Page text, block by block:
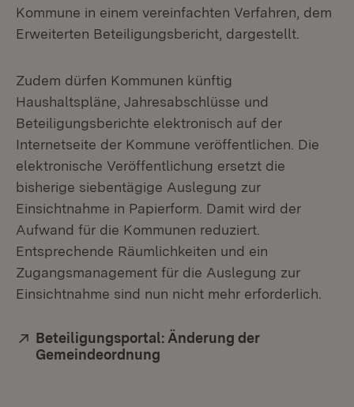
Kommune in einem vereinfachten Verfahren, dem
Erweiterten Beteiligungsbericht, dargestellt.
Zudem dürfen Kommunen künftig
Haushaltspläne, Jahresabschlüsse und
Beteiligungsberichte elektronisch auf der
Internetseite der Kommune veröffentlichen. Die
elektronische Veröffentlichung ersetzt die
bisherige siebentägige Auslegung zur
Einsichtnahme in Papierform. Damit wird der
Aufwand für die Kommunen reduziert.
Entsprechende Räumlichkeiten und ein
Zugangsmanagement für die Auslegung zur
Einsichtnahme sind nun nicht mehr erforderlich.
Extern:
Beteiligungsportal: Änderung der
Gemeindeordnung